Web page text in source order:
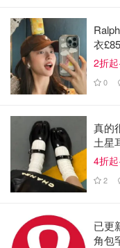
衣£85
2折起
0
真的
土星
4折
2
已更
角包